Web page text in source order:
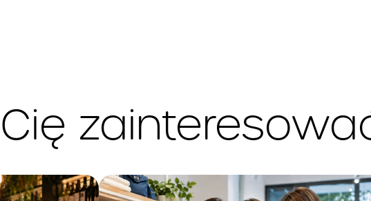
Terminy i sposób wypłaty
kredytu :
Pani/Pan pieniądze
Środki z tytułu
kredytowego
zawarcia Umowy.
Cię